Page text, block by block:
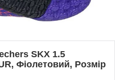
SKX 1.5
Фіолетовий, Розмір